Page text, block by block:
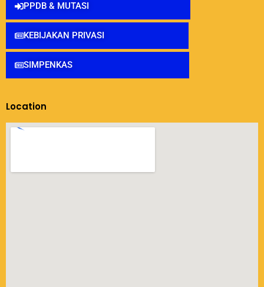
PPDB & MUTASI
KEBIJAKAN PRIVASI
SIMPENKAS
Location